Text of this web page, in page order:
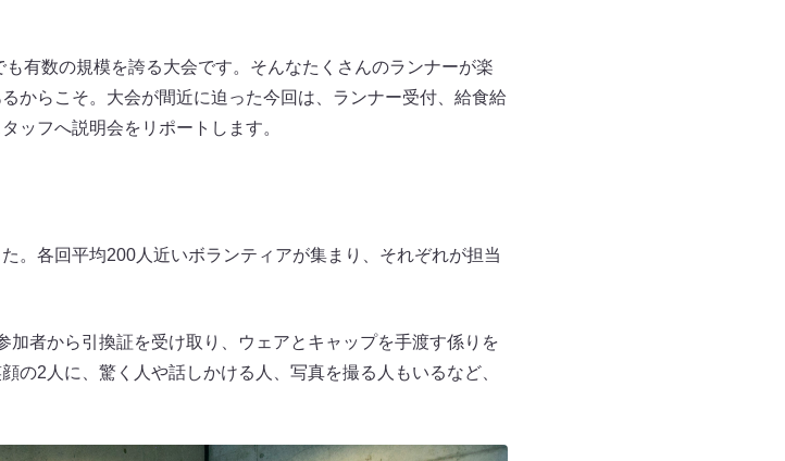
有数の規模を誇る大会です。そんなたくさんのランナーが楽
からこそ。大会が間近に迫った今回は、ランナー受付、給食給
ッフへ説明会をリポートします。
。各回平均200人近いボランティアが集まり、それぞれが担当
者から引換証を受け取り、ウェアとキャップを手渡す係りを
の2人に、驚く人や話しかける人、写真を撮る人もいるなど、